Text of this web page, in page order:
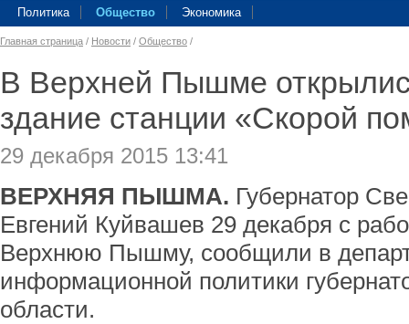
Политика Общество Экономика
Главная страница / Новости / Общество /
В Верхней Пышме
здание станции «Скорой
29 декабря 2015 13:41
ВЕРХНЯЯ ПЫШМА. Губернатор
Евгений Куйвашев 29 декабря с
Верхнюю Пышму, сообщили в
информационной политики
области.